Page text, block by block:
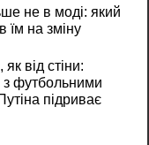
не в моді: який
їм на зміну
від стіни:
з футбольними
підриває